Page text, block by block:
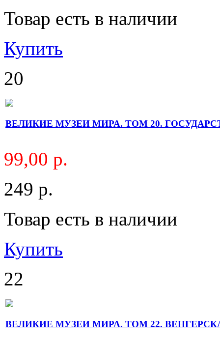
Товар есть в наличии
Купить
20
ВЕЛИКИЕ МУЗЕИ МИРА. ТОМ 20.
99,00 р.
249 р.
Товар есть в наличии
Купить
22
ВЕЛИКИЕ МУЗЕИ МИРА. ТОМ 22.